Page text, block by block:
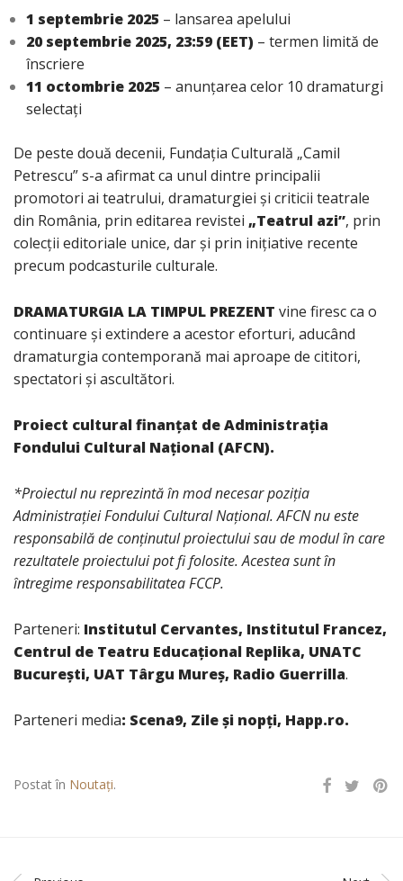
1 septembrie 2025 – lansarea apelului
20 septembrie 2025, 23:59 (EET) – termen limită de
înscriere
11 octombrie 2025 – anunțarea celor 10 dramaturgi
selectați
De peste două decenii, Fundația Culturală „Camil
Petrescu” s-a afirmat ca unul dintre principalii
promotori ai teatrului, dramaturgiei și criticii teatrale
din România, prin editarea revistei „Teatrul azi”, prin
colecții editoriale unice, dar și prin inițiative recente
precum podcasturile culturale.
DRAMATURGIA LA TIMPUL PREZENT vine firesc ca o
continuare și extindere a acestor eforturi, aducând
dramaturgia contemporană mai aproape de cititori,
spectatori și ascultători.
Proiect cultural finanțat de Administrația
Fondului Cultural Național (AFCN).
*Proiectul nu reprezintă în mod necesar poziţia
Administrației Fondului Cultural Național. AFCN nu este
responsabilă de conținutul proiectului sau de modul în care
rezultatele proiectului pot fi folosite. Acestea sunt în
întregime responsabilitatea FCCP.
Parteneri: Institutul Cervantes, Institutul Francez,
Centrul de Teatru Educațional Replika, UNATC
București, UAT Târgu Mureș, Radio Guerrilla.
Parteneri media: Scena9, Zile și nopți, Happ.ro.
Postat în Noutați.